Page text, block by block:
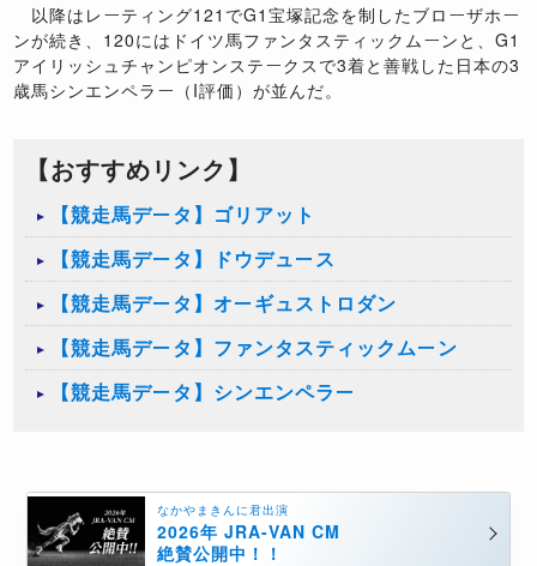
以降はレーティング121でG1宝塚記念を制したブローザホー
ンが続き、120にはドイツ馬ファンタスティックムーンと、G1
アイリッシュチャンピオンステークスで3着と善戦した日本の3
歳馬シンエンペラー（I評価）が並んだ。
【おすすめリンク】
【競走馬データ】ゴリアット
【競走馬データ】ドウデュース
【競走馬データ】オーギュストロダン
【競走馬データ】ファンタスティックムーン
【競走馬データ】シンエンペラー
なかやまきんに君出演
2026年 JRA-VAN CM
絶賛公開中！！